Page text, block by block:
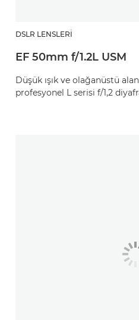
DSLR LENSLERI
EF 50mm f/1.2L USM
Düşük ışık ve olağanüstü
profesyonel L serisi f/1,2